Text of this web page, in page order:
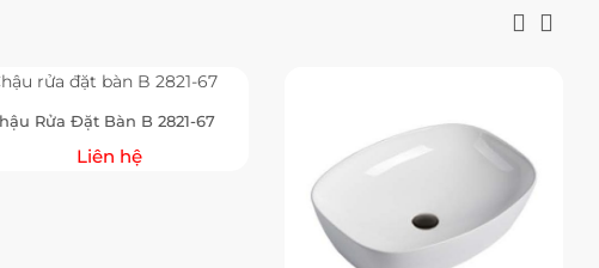
Rửa Đặt Bàn B 2821-67
Liên hệ